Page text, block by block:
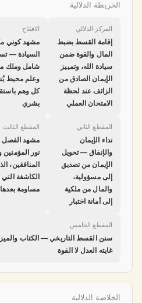
الخريطة الدلالية
المركز الدلالي
إقامة القسط بضبط
المال والقوة ضمن
سيادة الله، وتمييز
الإيمان الصادق من
الزائف عند لحظة
الامتحان العملي
الافتتاح
مشهد كوني
السيادة —
شامل وملك
وعلم محيط
كل وهم
بشري
المقطع الثاني
نداء الإيمان
والإنفاق — تحويل
الإيمان من تصديق
إلى مسؤولية،
والمال من ملكية
إلى أمانة اختبار
المقطع الثالث
مشهد
نور المؤمنين
المنافقين،
الكاشفة التي
مساومة بعدها
المقطع الخامس
سنن القسط التاريخي — الكتاب
غايته العدل لا القوة
الخلاصة الدلالية